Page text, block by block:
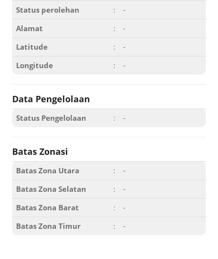
Status perolehan :
-
Alamat
:
-
Latitude
:
-
Longitude
: -
Data Pengelolaan
Status Pengelolaan : -
Batas Zonasi
Batas Zona Utara :
-
Batas Zona Selatan
:
-
Batas Zona Barat
:
-
Batas Zona Timur
: -